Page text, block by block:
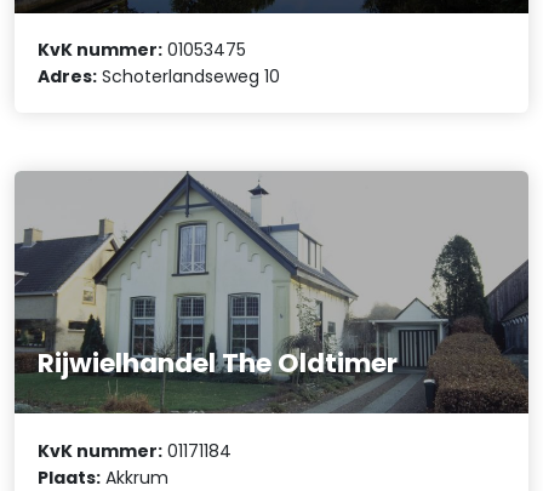
KvK nummer: 01053475
Adres: Schoterlandseweg 10
Rijwielhandel The Oldtimer
KvK nummer: 01171184
Plaats: Akkrum